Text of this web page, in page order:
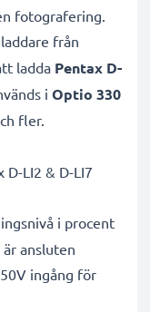
fotografering.
från
ladda Pentax D-
i Optio 330
fler.
LI2 & D-LI7
i procent
ansluten
ingång för